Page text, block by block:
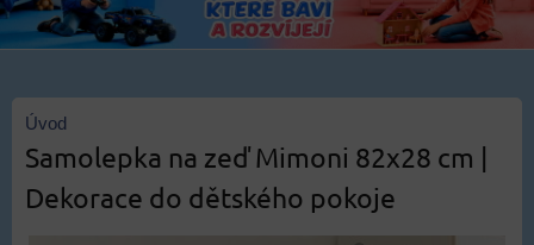
Úvod
Samolepka na zeď Mimoni 82x28 cm |
Dekorace do dětského pokoje